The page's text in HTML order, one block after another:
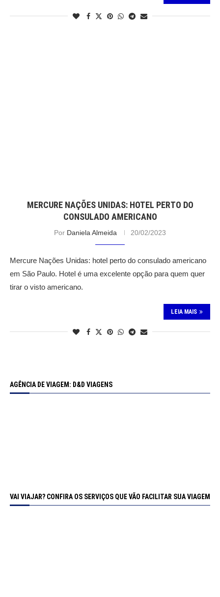
MERCURE NAÇÕES UNIDAS: HOTEL PERTO DO
CONSULADO AMERICANO
Por Daniela Almeida 20/02/2023
Mercure Nações Unidas: hotel perto do consulado americano
em São Paulo. Hotel é uma excelente opção para quem quer
tirar o visto americano.
LEIA MAIS
AGÊNCIA DE VIAGEM: D&D VIAGENS
VAI VIAJAR? CONFIRA OS SERVIÇOS QUE VÃO FACILITAR SUA VIAGEM